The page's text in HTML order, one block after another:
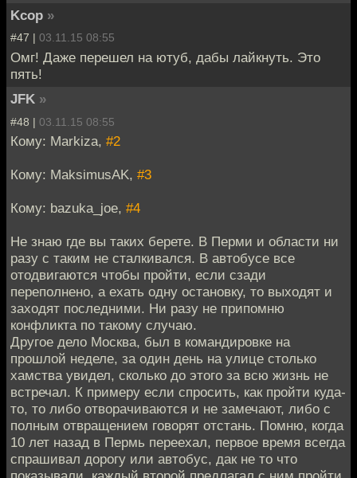
Kcop »
#47 | 03.11.15 08:55
Омг! Даже перешел на ютуб, дабы лайкнуть. Это
пять!
JFK »
#48 | 03.11.15 08:55
Кому: Markiza, #2
Кому: MaksimusAK, #3
Кому: bazuka_joe, #4
Не знаю где вы таких берете. В Перми и области ни
разу с таким не сталкивался. В автобусе все
отодвигаются чтобы пройти, если сзади
переполнено, а ехать одну остановку, то выходят и
заходят последними. Ни разу не припомню
конфликта по такому случаю.
Другое дело Москва, был в командировке на
прошлой неделе, за один день на улице столько
хамства увидел, сколько до этого за всю жизнь не
встречал. К примеру если спросить, как пройти куда-
то, то либо отворачиваются и не замечают, либо с
полным отвращением говорят отстань. Помню, когда
10 лет назад в Пермь переехал, первое время всегда
спрашивал дорогу или автобус, дак не то что